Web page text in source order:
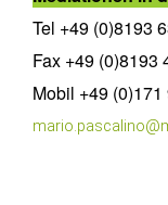
Tel +49 (0)8193
Fax +49 (0)8193
Mobil +49